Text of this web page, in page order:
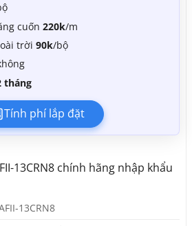
cuốn 220k/m
trời 90k/bộ
tháng
Tính phí lắp đặt
13CRN8 chính hãng nhập khẩu
13CRN8